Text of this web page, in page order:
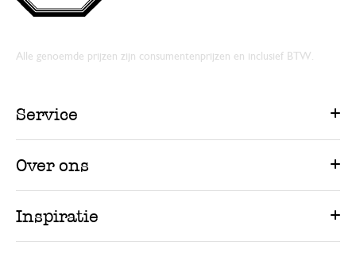
Alle genoemde prijzen zijn consumentenprijzen en inclusief BTW.
Service
Over ons
Inspiratie